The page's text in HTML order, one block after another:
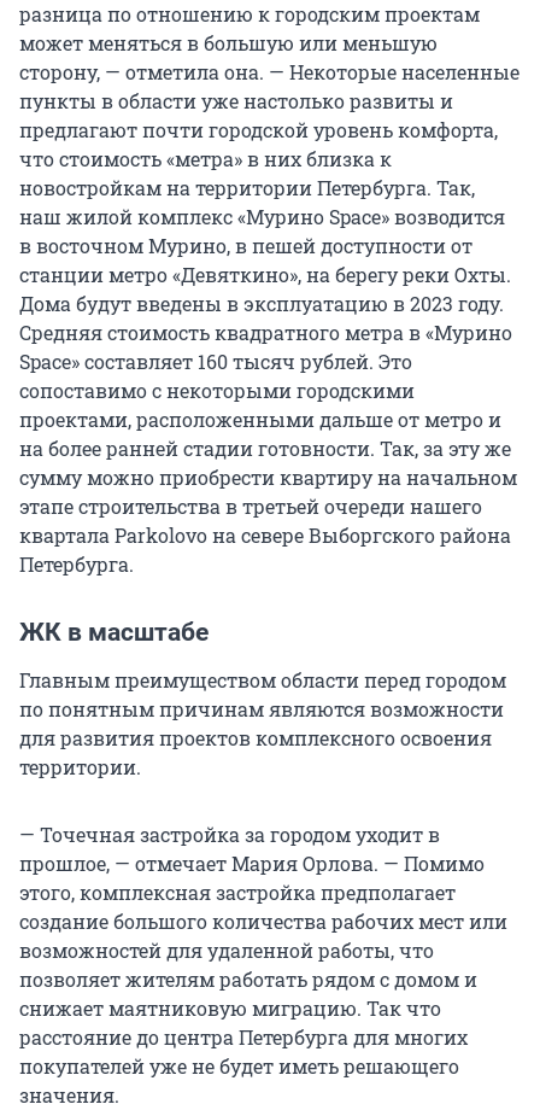
разница по отношению к городским проектам
может меняться в большую или меньшую
сторону, — отметила она. — Некоторые населенные
пункты в области уже настолько развиты и
предлагают почти городской уровень комфорта,
что стоимость «метра» в них близка к
новостройкам на территории Петербурга. Так,
наш жилой комплекс «Мурино Space» возводится
в восточном Мурино, в пешей доступности от
станции метро «Девяткино», на берегу реки Охты.
Дома будут введены в эксплуатацию в 2023 году.
Средняя стоимость квадратного метра в «Мурино
Space» составляет 160 тысяч рублей. Это
сопоставимо с некоторыми городскими
проектами, расположенными дальше от метро и
на более ранней стадии готовности. Так, за эту же
сумму можно приобрести квартиру на начальном
этапе строительства в третьей очереди нашего
квартала Parkolovo на севере Выборгского района
Петербурга.
ЖК в масштабе
Главным преимуществом области перед городом
по понятным причинам являются возможности
для развития проектов комплексного освоения
территории.
— Точечная застройка за городом уходит в
прошлое, — отмечает Мария Орлова. — Помимо
этого, комплексная застройка предполагает
создание большого количества рабочих мест или
возможностей для удаленной работы, что
позволяет жителям работать рядом с домом и
снижает маятниковую миграцию. Так что
расстояние до центра Петербурга для многих
покупателей уже не будет иметь решающего
значения.